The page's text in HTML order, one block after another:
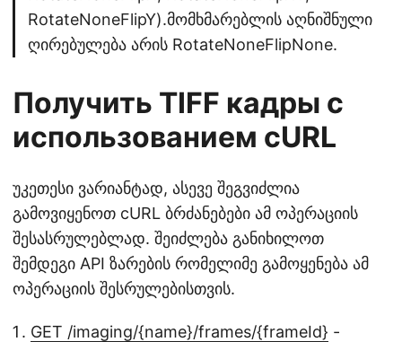
RotateNoneFlipY).მომხმარებლის აღნიშნული
ღირებულება არის RotateNoneFlipNone.
Получить TIFF кадры с
использованием cURL
უკეთესი ვარიანტად, ასევე შეგვიძლია
გამოვიყენოთ cURL ბრძანებები ამ ოპერაციის
შესასრულებლად. შეიძლება განიხილოთ
შემდეგი API ზარების რომელიმე გამოყენება ამ
ოპერაციის შესრულებისთვის.
GET /imaging/{name}/frames/{frameId} -